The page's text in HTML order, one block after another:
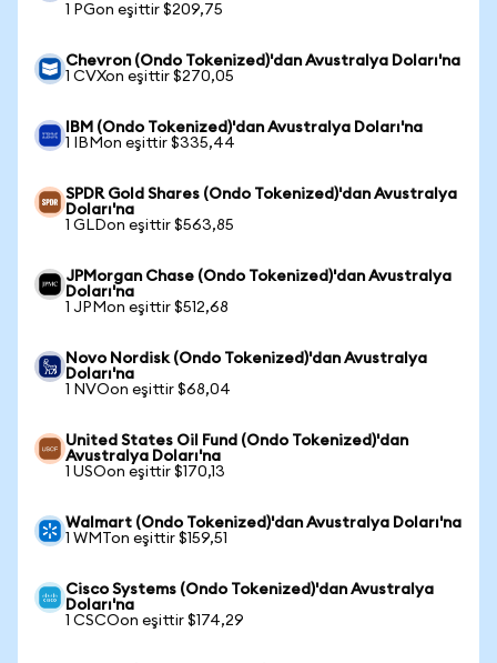
1 PGon eşittir $209,75
Chevron (Ondo Tokenized)'dan Avustralya Doları'na
1 CVXon eşittir $270,05
IBM (Ondo Tokenized)'dan Avustralya Doları'na
1 IBMon eşittir $335,44
SPDR Gold Shares (Ondo Tokenized)'dan Avustralya
Doları'na
1 GLDon eşittir $563,85
JPMorgan Chase (Ondo Tokenized)'dan Avustralya
Doları'na
1 JPMon eşittir $512,68
Novo Nordisk (Ondo Tokenized)'dan Avustralya
Doları'na
1 NVOon eşittir $68,04
United States Oil Fund (Ondo Tokenized)'dan
Avustralya Doları'na
1 USOon eşittir $170,13
Walmart (Ondo Tokenized)'dan Avustralya Doları'na
1 WMTon eşittir $159,51
Cisco Systems (Ondo Tokenized)'dan Avustralya
Doları'na
1 CSCOon eşittir $174,29